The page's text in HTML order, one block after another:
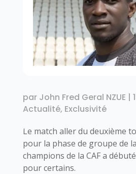
par John Fred Geral NZUE |
Actualité, Exclusivité
Le match aller du deuxième
pour la phase de groupe de
champions de la CAF a
pour certains.